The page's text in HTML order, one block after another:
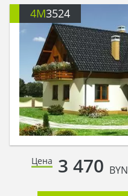
4M3524
Цена 3 470 BYN